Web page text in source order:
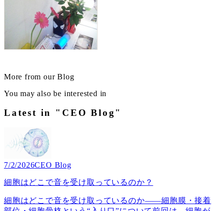
More from our Blog
You may also be interested in
Latest in "CEO Blog"
7/2/2026CEO Blog
細胞はどこで音を受け取っているのか？
細胞はどこで音を受け取っているのか――細胞膜・接着